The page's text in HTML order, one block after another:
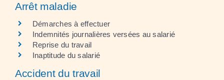
Arrêt maladie
Démarches à effectuer
Indemnités journalières versées au salarié
Reprise du travail
Inaptitude du salarié
Accident du travail